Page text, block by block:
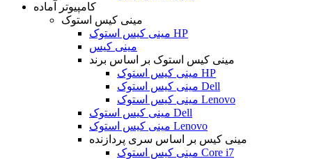
کامپیوتر آماده
مینی کیس استوک
مینی کیس استوک HP
مینی کیس
مینی کیس استوک بر اساس برند
مینی کیس استوک HP
مینی کیس استوک Dell
مینی کیس استوک Lenovo
مینی کیس استوک Dell
مینی کیس استوک Lenovo
مینی کیس بر اساس سری پردازنده
مینی کیس استوک Core i7